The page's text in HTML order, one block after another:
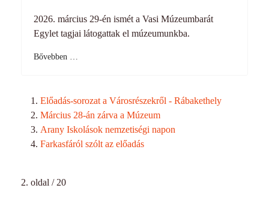
2026. március 29-én ismét a Vasi Múzeumbarát
Egylet tagjai látogattak el múzeumunkba.
Bővebben …
Előadás-sorozat a Városrészekről - Rábakethely
Március 28-án zárva a Múzeum
Arany Iskolások nemzetiségi napon
Farkasfáról szólt az előadás
2. oldal / 20